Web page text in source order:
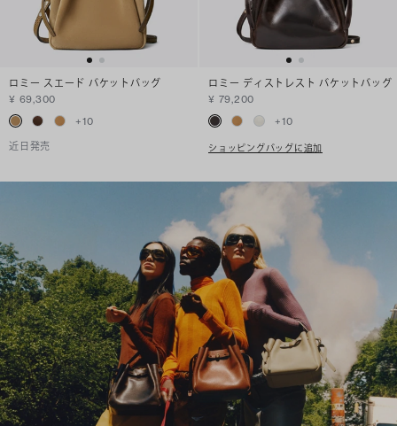
ロミー スエード バケットバッグ
¥ 69,300
+10
近日発売
ロミー ディストレスト バケットバッグ
¥ 79,200
+10
ショッピングバッグに追加